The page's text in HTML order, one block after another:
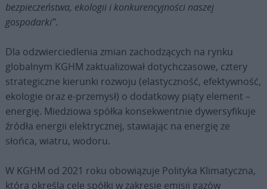
bezpieczeństwa, ekologii i konkurencyjności naszej
gospodarki”.
Dla odzwierciedlenia zmian zachodzących na rynku
globalnym KGHM zaktualizował dotychczasowe, cztery
strategiczne kierunki rozwoju (elastyczność, efektywność,
ekologie oraz e-przemysł) o dodatkowy piąty element –
energię. Miedziowa spółka konsekwentnie dywersyfikuje
źródła energii elektrycznej, stawiając na energię ze
słońca, wiatru, wodoru.
W KGHM od 2021 roku obowiązuje Polityka Klimatyczna,
która określa cele spółki w zakresie emisji gazów